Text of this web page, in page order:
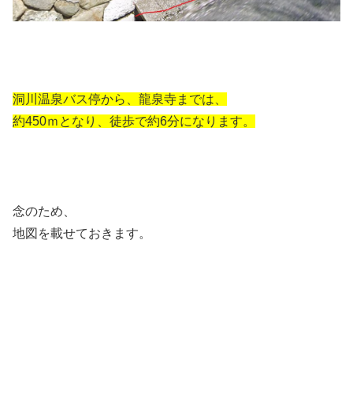
洞川温泉バス停から、龍泉寺までは、
約450ｍとなり、徒歩で約6分になります。
念のため、
地図を載せておきます。